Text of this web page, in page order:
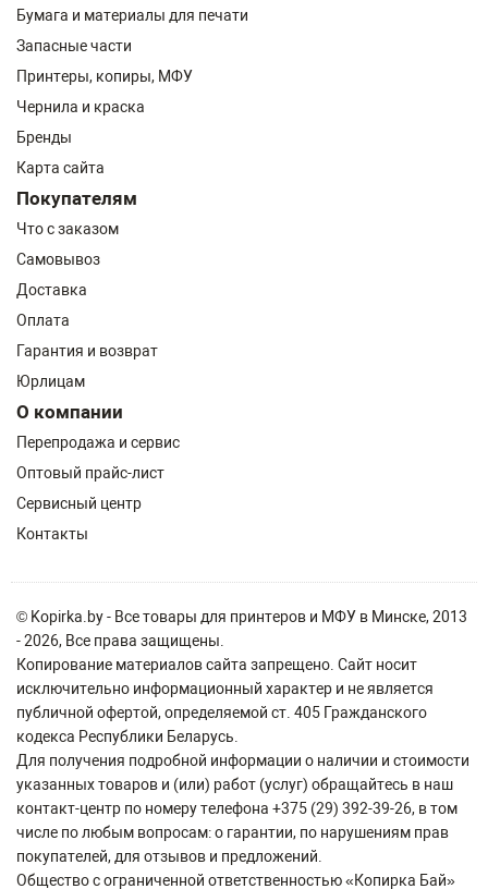
Бумага и материалы для печати
Запасные части
Принтеры, копиры, МФУ
Чернила и краска
Бренды
Карта сайта
Покупателям
Что с заказом
Самовывоз
Доставка
Оплата
Гарантия и возврат
Юрлицам
О компании
Перепродажа и сервис
Оптовый прайс-лист
Сервисный центр
Контакты
© Kopirka.by - Все товары для принтеров и МФУ в Минске, 2013
- 2026, Все права защищены.
Копирование материалов сайта запрещено. Сайт носит
исключительно информационный характер и не является
публичной офертой, определяемой ст. 405 Гражданского
кодекса Республики Беларусь.
Для получения подробной информации о наличии и стоимости
указанных товаров и (или) работ (услуг) обращайтесь в наш
контакт-центр по номеру телефона +375 (29) 392-39-26, в том
числе по любым вопросам: о гарантии, по нарушениям прав
покупателей, для отзывов и предложений.
Общество с ограниченной ответственностью «Копирка Бай»